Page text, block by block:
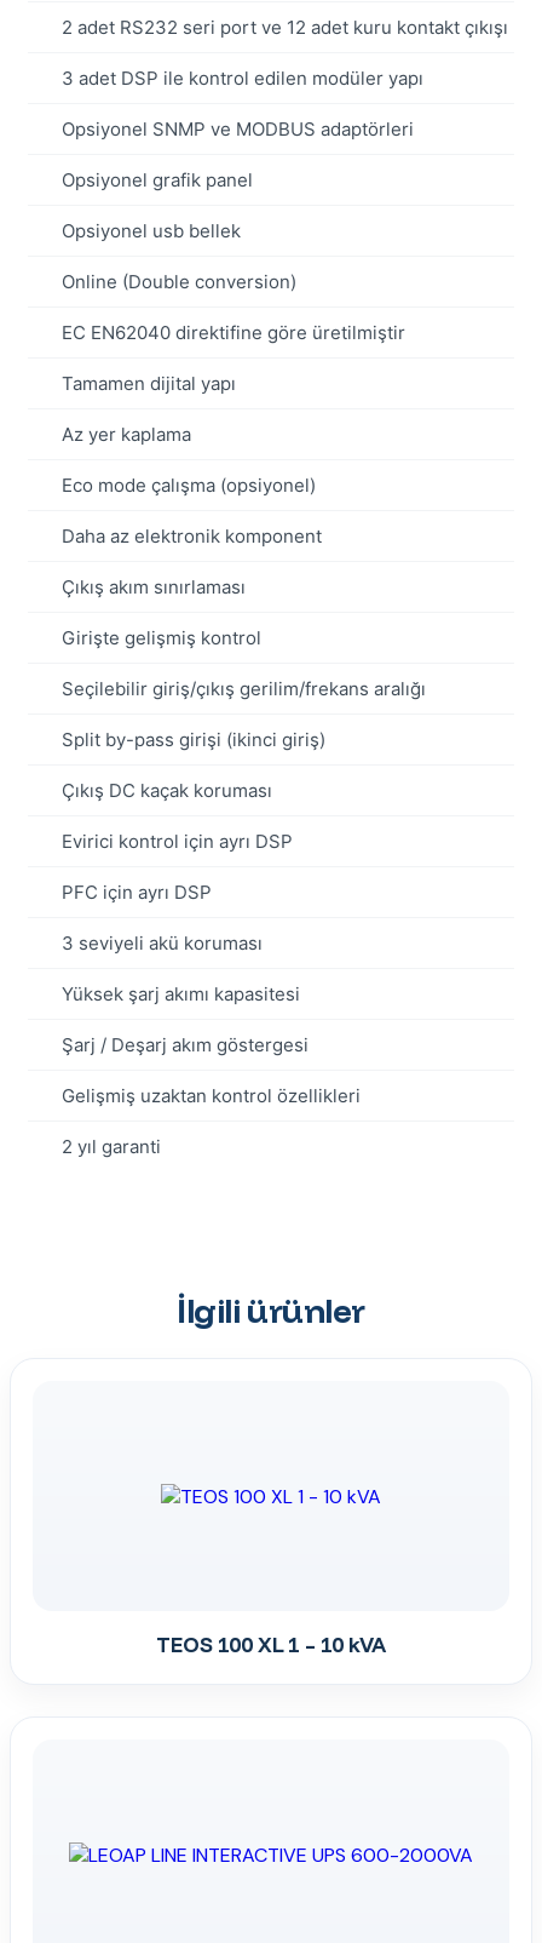
2 adet RS232 seri port ve 12 adet kuru kontakt çıkışı
3 adet DSP ile kontrol edilen modüler yapı
Opsiyonel SNMP ve MODBUS adaptörleri
Opsiyonel grafik panel
Opsiyonel usb bellek
Online (Double conversion)
EC EN62040 direktifine göre üretilmiştir
Tamamen dijital yapı
Az yer kaplama
Eco mode çalışma (opsiyonel)
Daha az elektronik komponent
Çıkış akım sınırlaması
Girişte gelişmiş kontrol
Seçilebilir giriş/çıkış gerilim/frekans aralığı
Split by-pass girişi (ikinci giriş)
Çıkış DC kaçak koruması
Evirici kontrol için ayrı DSP
PFC için ayrı DSP
3 seviyeli akü koruması
Yüksek şarj akımı kapasitesi
Şarj / Deşarj akım göstergesi
Gelişmiş uzaktan kontrol özellikleri
2 yıl garanti
İlgili ürünler
TEOS 100 XL 1 – 10 kVA